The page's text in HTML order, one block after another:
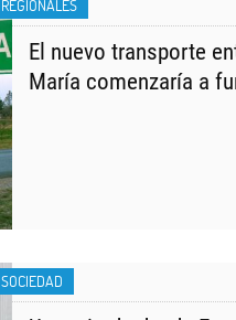
REGIONALES
El nuevo transporte
María comenzaría a
SOCIEDAD